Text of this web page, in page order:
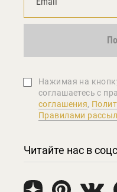
Нажимая на
соглашаетеcь с
соглашения,
Правилами
Читайте нас в